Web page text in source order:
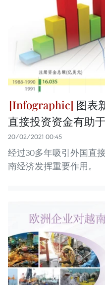
图表
直接投资资金有助
20/02/2021 00:45
经过30多年吸引外国直
南经济发挥重要作用。